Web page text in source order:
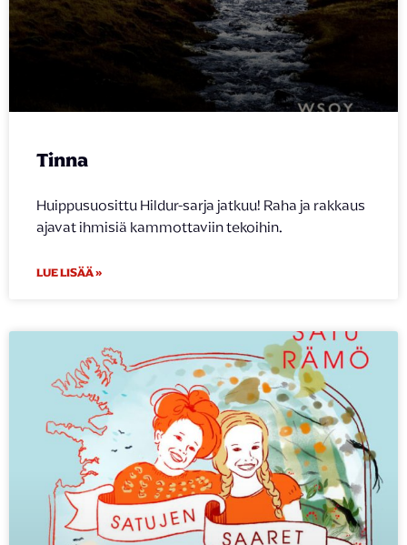
Tinna
Huippusuosittu Hildur-sarja jatkuu! Raha ja rakkaus
ajavat ihmisiä kammottaviin tekoihin.
LUE LISÄÄ »